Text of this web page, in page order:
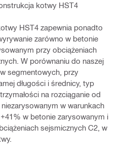
kotwy HST4
HST4 zapewnia ponadto
zarówno w betonie
przy obciążeniach
W porównaniu do naszej
segmentowych, przy
długości i średnicy, typ
na rozciąganie od
w warunkach
w betonie zarysowanym i
sejsmicznych C2, w